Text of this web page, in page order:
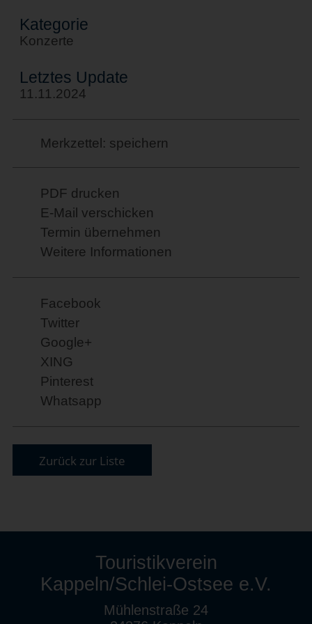
Kategorie
Konzerte
Letztes Update
11.11.2024
Merkzettel: speichern
PDF drucken
E-Mail verschicken
Termin übernehmen
Weitere Informationen
Facebook
Twitter
Google+
XING
Pinterest
Whatsapp
Zurück zur Liste
Touristikverein
Kappeln/Schlei-Ostsee e.V.
Mühlenstraße 24